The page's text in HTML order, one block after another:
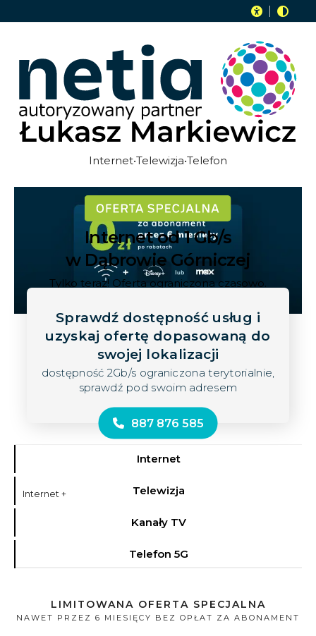
Internet•Telewizja•Telefon
Internet od 1 Gb/s
w Dąbrowie Górniczej
Tylko teraz! Oferta ograniczona czasowo.
Sprawdź dostępność usług i
uzyskaj ofertę dopasowaną do
swojej lokalizacji
dostępność 2Gb/s ograniczona terytorialnie,
sprawdź pod swoim adresem
887 876 585
Internet
Internet + Telewizja
Kanały TV
Telefon 5G
LIMITOWANA OFERTA SPECJALNA
NAWET PRZEZ 6 MIESIĘCY BEZ OPŁAT ZA ABONAMENT